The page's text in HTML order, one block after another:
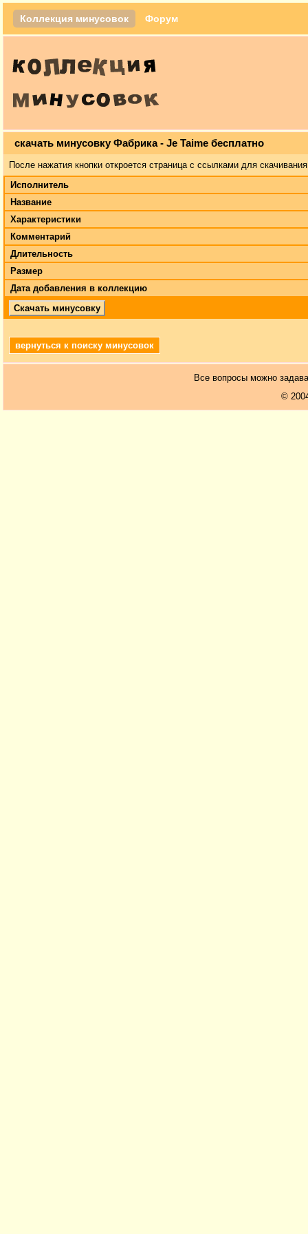
Коллекция минусовок Форум
скачать минусовку Фабрика - Je Taime бесплатно
После нажатия кнопки откроется страница с ссылками для
Исполнитель
Название
Характеристики
Комментарий
Длительность
Размер
Дата добавления в коллекцию
Скачать минусовку
вернуться к поиску минусовок
Все вопросы можно
©